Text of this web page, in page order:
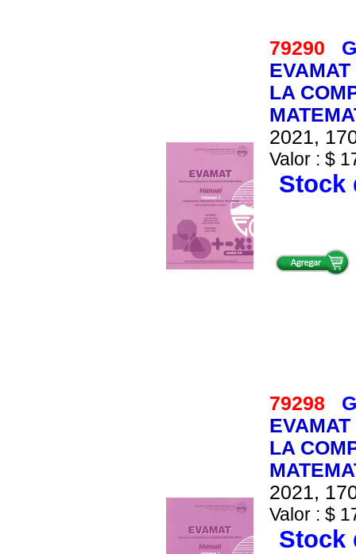
79290
LA
2021,
Valor : $
Stock
79298
LA
2021,
Valor : $
Stock